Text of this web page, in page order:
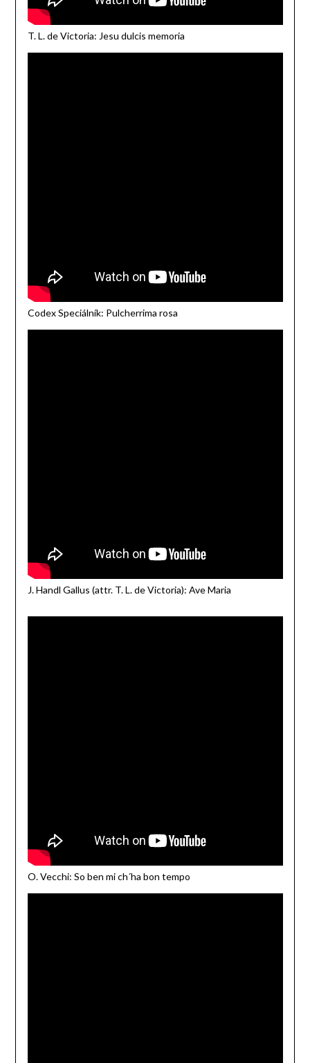
T. L. de Victoria: Jesu dulcis memoria
Codex Speciálník: Pulcherrima rosa
J. Handl Gallus (attr. T. L. de Victoria): Ave Maria
O. Vecchi: So ben mi ch´ha bon tempo